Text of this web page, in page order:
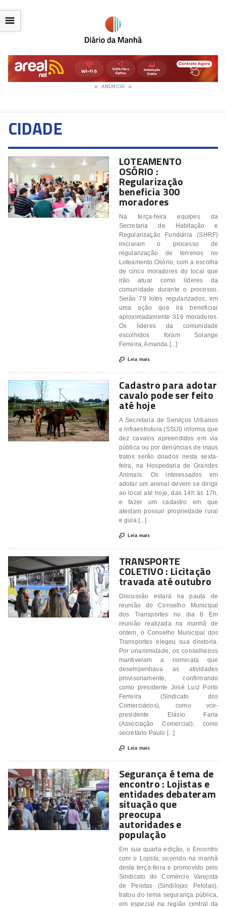
ANÚNCIO
☰
CIDADE
LOTEAMENTO
OSÓRIO :
Regularização
beneficia 300
moradores
Na terça-feira equipes da
Secretaria de Habitação e
Regularização Fundiária (SHRF)
iniciaram o processo de
regularização de terrenos no
Loteamento Osório, com a escolha
de cinco moradores do local que
irão atuar como líderes da
comunidade durante o processo.
Serão 79 lotes regularizados, em
uma ação que irá beneficiar
aproximadamente 316 moradores.
Os líderes da comunidade
escolhidos foram Solange
Ferreira, Amanda [...]
 Leia mais
Cadastro para adotar
cavalo pode ser feito
até hoje
A Secretaria de Serviços Urbanos
e Infraestrutura (SSUI) informa que
dez cavalos apreendidos em via
pública ou por denúncias de maus
tratos serão doados nesta sexta-
feira, na Hospedaria de Grandes
Animais. Os interessados em
adotar um animal devem se dirigir
ao local até hoje, das 14h às 17h,
e fazer um cadastro em que
atestam possuir propriedade rural
e guia [...]
 Leia mais
TRANSPORTE
COLETIVO : Licitação
travada até outubro
Discussão estará na pauta de
reunião do Conselho Municipal
dos Transportes no dia 6 Em
reunião realizada na manhã de
ontem, o Conselho Municipal dos
Transportes elegeu sua diretoria.
Por unanimidade, os conselheiros
mantiveram a nominata que
desempenhava as atividades
provisoriamente, confirmando
como presidente José Luiz Porto
Ferreira (Sindicato dos
Comerciários), como vce-
presidente Elásio Faria
(Associação Comercial), como
secretário Paulo [...]
 Leia mais
Segurança é tema de
encontro : Lojistas e
entidades debateram
situação que
preocupa
autoridades e
população
Em sua quarta edição, o Encontro
com o Lojista, ocorrido na manhã
desta terça-feira e promovido pelo
Sindicato do Comércio Varejista
de Pelotas (Sindilojas Pelotas),
tratou do tema segurança pública,
em especial na região central da